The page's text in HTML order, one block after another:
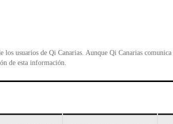
los usuarios de Qi Canarias. Aunque Qi Canarias
de esta información.